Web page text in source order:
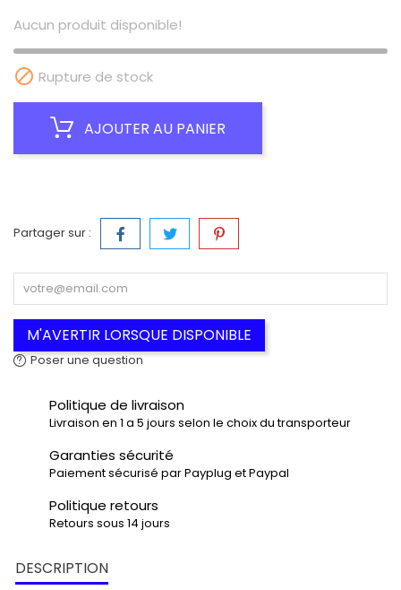
Aucun produit disponible!
 Rupture de stock
AJOUTER AU PANIER
Partager sur :
M'AVERTIR LORSQUE DISPONIBLE
Poser une question
Politique de livraison
Livraison en 1 a 5 jours selon le choix du transporteur
Garanties sécurité
Paiement sécurisé par Payplug et Paypal
Politique retours
Retours sous 14 jours
DESCRIPTION